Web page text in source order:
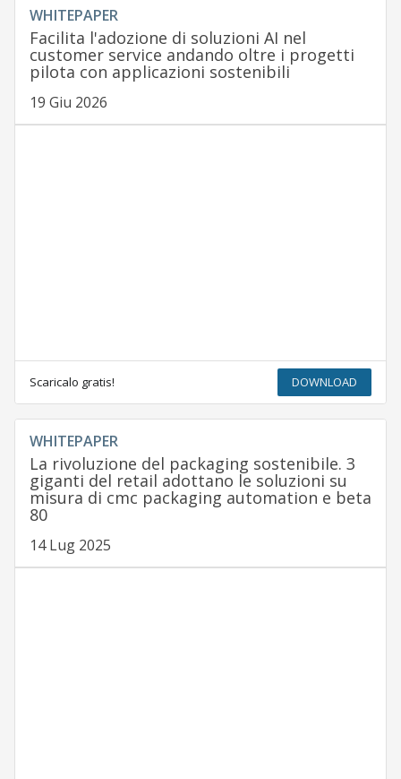
WHITEPAPER
Facilita l'adozione di soluzioni AI nel
customer service andando oltre i progetti
pilota con applicazioni sostenibili
19 Giu 2026
Scaricalo gratis! DOWNLOAD
WHITEPAPER
La rivoluzione del packaging sostenibile. 3
giganti del retail adottano le soluzioni su
misura di cmc packaging automation e beta
80
14 Lug 2025